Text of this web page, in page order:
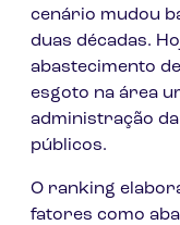
cenário mudou
duas décadas.
abastecimento
esgoto na área
administração
públicos.
O ranking
fatores como